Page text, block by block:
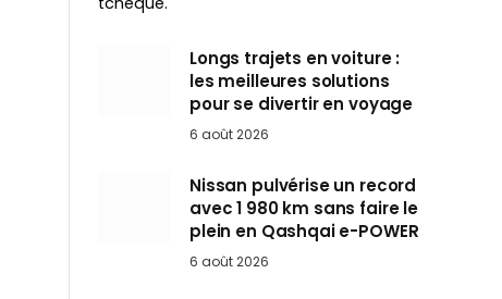
Longs trajets en voiture :
les meilleures solutions
pour se divertir en voyage
6 août 2026
Nissan pulvérise un record
avec 1 980 km sans faire le
plein en Qashqai e-POWER
6 août 2026